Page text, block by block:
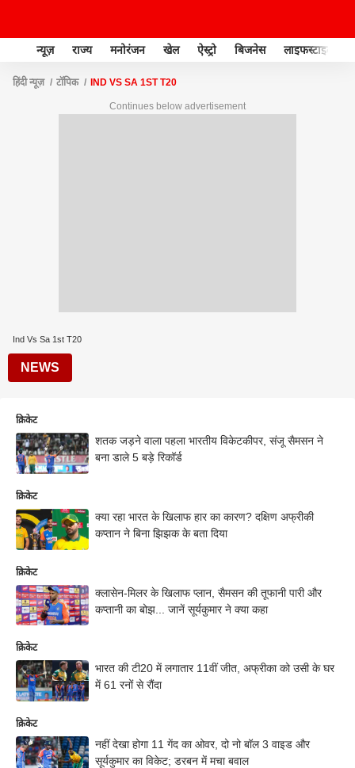
न्यूज़ राज्य मनोरंजन खेल ऐस्ट्रो बिजनेस लाइफस्टाइल
हिंदी न्यूज़ टॉपिक IND VS SA 1ST T20
Continues below advertisement
Ind Vs Sa 1st T20
NEWS
क्रिकेट
शतक जड़ने वाला पहला भारतीय विकेटकीपर, संजू सैमसन ने
बना डाले 5 बड़े रिकॉर्ड
क्रिकेट
क्या रहा भारत के खिलाफ हार का कारण? दक्षिण अफ्रीकी
कप्तान ने बिना झिझक के बता दिया
क्रिकेट
क्लासेन-मिलर के खिलाफ प्लान, सैमसन की तूफानी पारी और
कप्तानी का बोझ... जानें सूर्यकुमार ने क्या कहा
क्रिकेट
भारत की टी20 में लगातार 11वीं जीत, अफ्रीका को उसी के घर
में 61 रनों से रौंदा
क्रिकेट
नहीं देखा होगा 11 गेंद का ओवर, दो नो बॉल 3 वाइड और
सूर्यकुमार का विकेट; डरबन में मचा बवाल